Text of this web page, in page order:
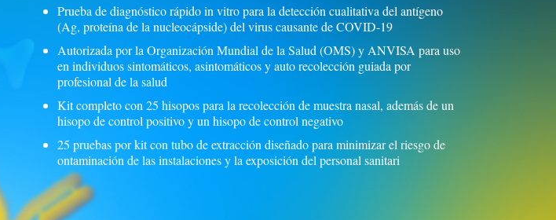
Prueba de diagnóstico rápido in vitro para la detección cualitativa del antígeno
(Ag, proteína de la nucleocápside) del virus causante de COVID-19
Autorizada por la Organización Mundial de la Salud (OMS) y ANVISA para uso
en individuos sintomáticos, asintomáticos y auto recolección guiada por
profesional de la salud
Kit completo con 25 hisopos para la recolección de muestra nasal, además de un
hisopo de control positivo y un hisopo de control negativo
25 pruebas por kit con tubo de extracción diseñado para minimizar el riesgo de
ontaminación de las instalaciones y la exposición del personal sanitari